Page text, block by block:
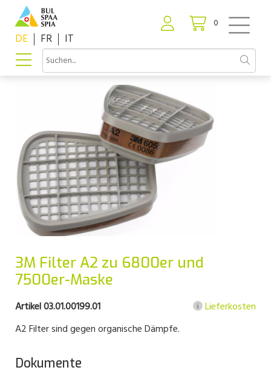
0
DE FR IT
3M Filter A2 zu 6800er und
7500er-Maske
Artikel 03.01.00199.01
Lieferkosten
A2 Filter sind gegen organische Dämpfe.
Dokumente